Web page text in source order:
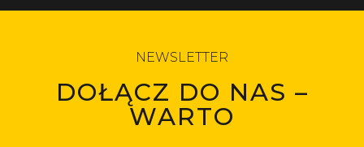
NEWSLETTER
DOŁĄCZ DO NAS –
WARTO